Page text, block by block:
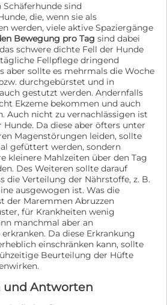
sind
die, wenn sie als
werden, viele aktive Spaziergänge
Bewegung pro Tag sind dabei
schwere dichte Fell der Hunde
Fellpflege dringend
aber sollte es mehrmals die Woche
durchgebürstet und in
gestutzt werden. Andernfalls
Ekzeme bekommen und auch
Auch nicht zu vernachlässigen ist
Da diese aber öfters unter
Magenstörungen leiden, sollte
gefüttert werden, sondern
kleinere Mahlzeiten über den Tag
Des Weiteren sollte darauf
die Verteilung der Nährstoffe, z. B.
ausgewogen ist. Was die
der Maremmen Abruzzen
für Krankheiten wenig
manchmal aber an
Da diese Erkrankung
einschränken kann, sollte
Beurteilung der Hüfte
und Antworten